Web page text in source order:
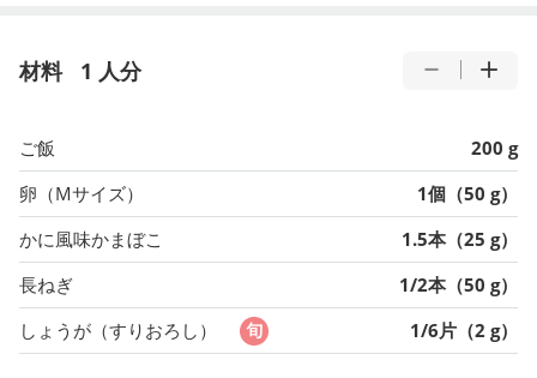
材料 1 人分
ご飯
200 g
卵（Mサイズ）
1個（50 g）
かに風味かまぼこ
1.5本（25 g）
長ねぎ
1/2本（50 g）
しょうが（すりおろし）
1/6片（2 g）